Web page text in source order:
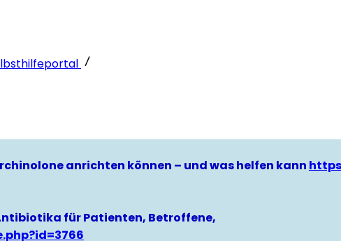
anrichten können – und was helfen kann
für Patienten, Betroffene,